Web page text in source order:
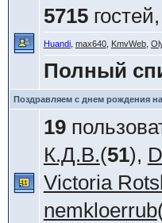
5715гостей,
Huandi, max640, KmvWeb,
Полный
Поздравляем с днем рождения
19
К.Д.В.(51),
Victoria
nemkloerrub